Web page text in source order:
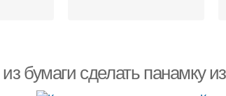
из бумаги сделать панамку